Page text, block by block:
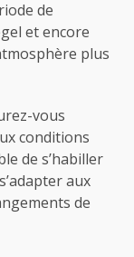
de
et encore
plus
vous
conditions
de s’habiller
aux
de